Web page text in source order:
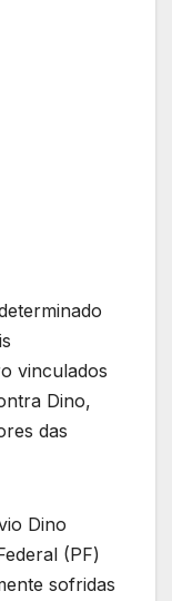
vinculados
Dino,
das
Dino
(PF)
sofridas